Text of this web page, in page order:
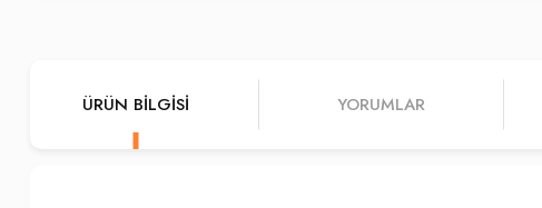
ÜRÜN BILGISI YORUMLAR